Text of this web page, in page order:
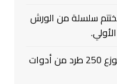
سلسلة من الورش
جمعية لجان المرأة الفلسطينية توزع 250 طرد من أدوات